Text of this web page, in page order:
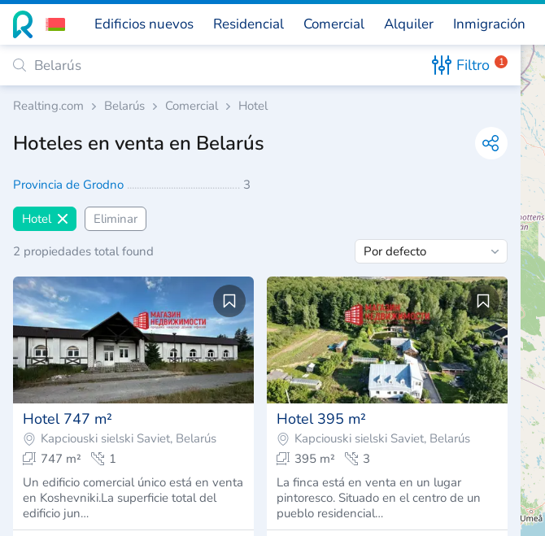
Edificios nuevos Residencial Comercial Alquiler Inmigración
Filtro 1
Realting.com Belarús Comercial Hotel
Hoteles en venta en Belarús
Provincia de Grodno 3
Hotel
Eliminar
2 propiedades total found
Hotel 747 m²
Kapciouski sielski Saviet, Belarús
747 m²
1
Un edificio comercial único está en venta
en Koshevniki.La superficie total del
edificio jun…
Hotel 395 m²
Kapciouski sielski Saviet, Belarús
395 m²
3
La finca está en venta en un lugar
pintoresco. Situado en el centro de un
pueblo residencial…